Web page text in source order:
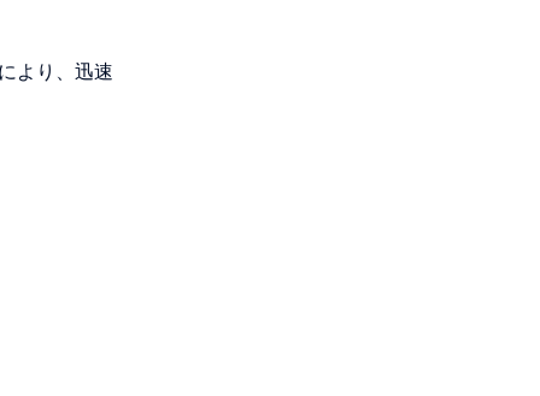
より、迅速